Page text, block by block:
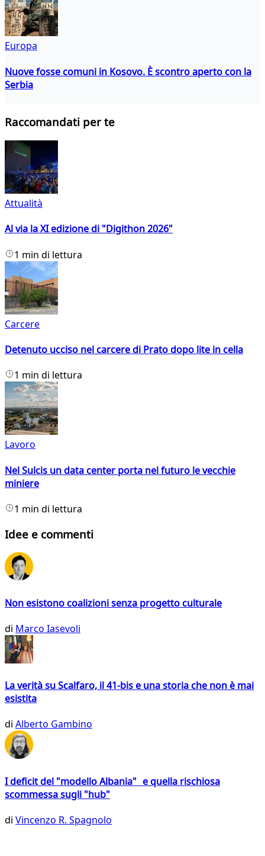
Europa
Nuove fosse comuni in Kosovo. È scontro aperto con la
Serbia
Raccomandati per te
Attualità
Al via la XI edizione di "Digithon 2026"
1 min di lettura
Carcere
Detenuto ucciso nel carcere di Prato dopo lite in cella
1 min di lettura
Lavoro
Nel Sulcis un data center porta nel futuro le vecchie
miniere
1 min di lettura
Idee e commenti
Non esistono coalizioni senza progetto culturale
di Marco Iasevoli
La verità su Scalfaro, il 41-bis e una storia che non è mai
esistita
di Alberto Gambino
I deficit del "modello Albania" e quella rischiosa
scommessa sugli "hub"
di Vincenzo R. Spagnolo